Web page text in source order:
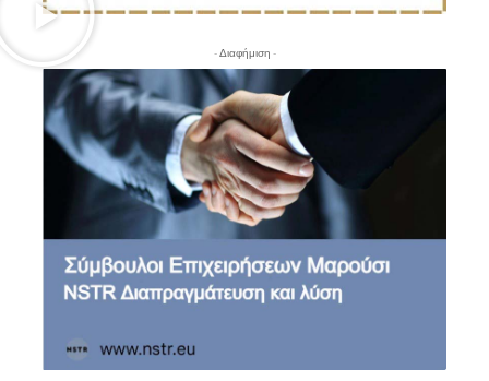
- Διαφήμιση -